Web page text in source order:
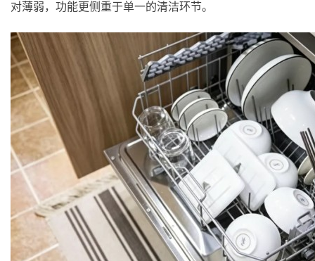
对薄弱，功能更侧重于单一的清洁环节。